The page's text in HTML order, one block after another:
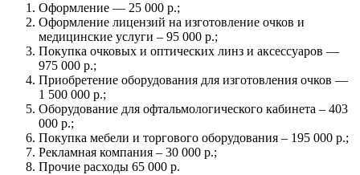
Оформление — 25 000 р.;
Оформление лицензий на изготовление очков и
медицинские услуги – 95 000 р.;
Покупка очковых и оптических линз и аксессуаров —
975 000 р.;
Приобретение оборудования для изготовления очков —
1 500 000 р.;
Оборудование для офтальмологического кабинета – 403
000 р.;
Покупка мебели и торгового оборудования – 195 000 р.;
Рекламная компания – 30 000 р.;
Прочие расходы 65 000 р.